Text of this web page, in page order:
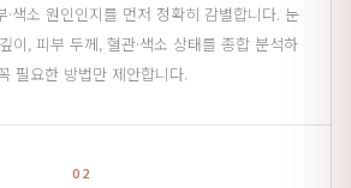
·색소 원인인지를 먼저 정확히 감별합니다. 눈
이, 피부 두께, 혈관·색소 상태를 종합 분석하
필요한 방법만 제안합니다.
02